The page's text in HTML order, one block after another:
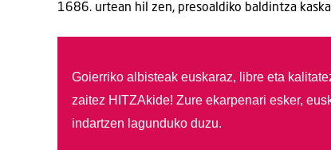
1686. urtean hil zen, presoaldiko baldintza
Goierriko albisteak euskaraz, libre eta
zaitez HITZAkide! Zure ekarpenari esker,
indartzen lagunduko duzu.